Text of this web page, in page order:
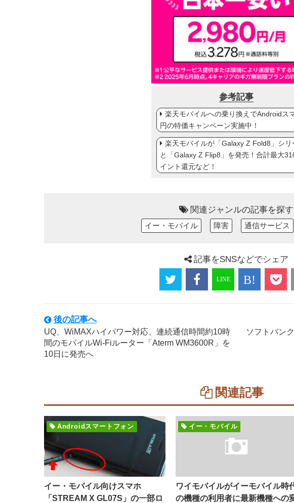
参考記事
楽天モバイルへの乗り換えでAndroidス
円の特価キャンペーン実施中！
楽天モバイルが「Galaxy Z Fold8」シリ
と「Galaxy Z Flip8」を発売！合計最大
イント還元など！
関連ジャンルの記事を探す
イー・モバイル 障害 通信サービス
記事をSNSなどでシェア
後の記事へ
UQ、WiMAXハイパワー対応、連続通信時間約10時
間のモバイルWi-Fiルーター「Aterm WM3600R」を
10日に発売へ
ソフトバン
関連記事
Androidスマートフォン
イー・モバイル向けスマホ
「STREAM X GL07S」の一部ロ
イー・モバイル
ワイモバイルがイーモバイル時
の機種の利用者に最新機種への